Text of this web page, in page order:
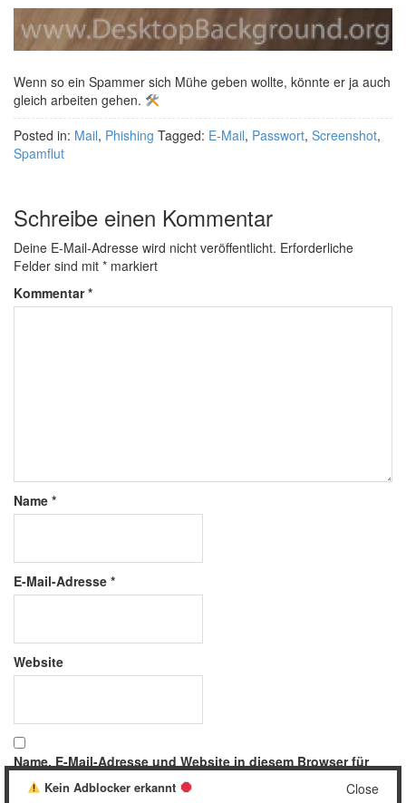
Wenn so ein Spammer sich Mühe geben wollte, könnte er ja auch
gleich arbeiten gehen.
Posted in: Mail, Phishing Tagged: E-Mail, Passwort, Screenshot,
Spamflut
Schreibe einen Kommentar
Deine E-Mail-Adresse wird nicht veröffentlicht. Erforderliche
Felder sind mit * markiert
Kommentar*
Name *
E-Mail-Adresse *
Website
Name, E-Mail-Adresse und Website in diesem Browser für
meinen nächsten Kommentar speichern.
Close
Kein Adblocker erkannt